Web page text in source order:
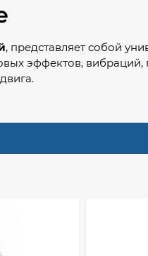
, представляет собой
эффектов, вибраций,
и
или шум в процессе
цене оборудование.